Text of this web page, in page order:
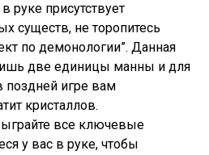
руке присутствует
существ, не торопитесь
по демонологии”. Данная
две единицы манны и для
поздней игре вам
кристаллов.
все ключевые
у вас в руке, чтобы